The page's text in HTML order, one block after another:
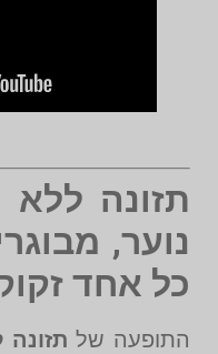
תזונה ללא
נוער,
כל אחד
התופעה של תזונה